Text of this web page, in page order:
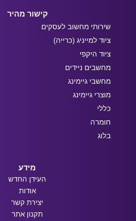
קישור מהיר
שירותי מחשוב לעסקים
ציוד למייניג (כרייה)
ציוד היקפי
מחשבים ניידים
מחשבי גיימינג
מוצרי גיימינג
כללי
חומרה
בלוג
מידע
העידן החדש
אודות
יצירת קשר
תקנון אתר